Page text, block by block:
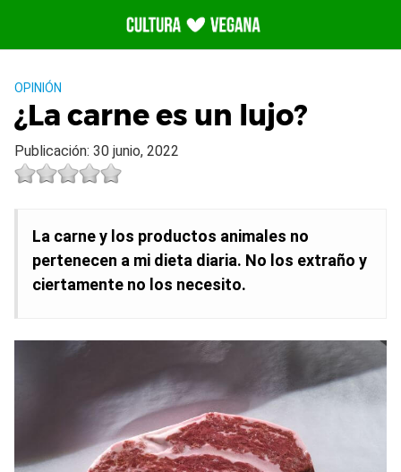
contenido
OPINIÓN
¿La carne es un lujo?
Publicación: 30 junio, 2022
La carne y los productos animales no
pertenecen a mi dieta diaria. No los extraño y
ciertamente no los necesito.